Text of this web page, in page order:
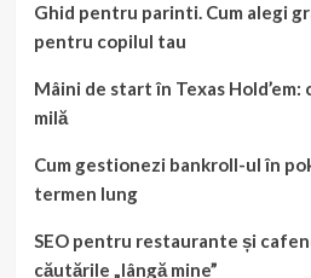
Ghid pentru parinti. Cum alegi
pentru copilul tau
Mâini de start în Texas
milă
Cum gestionezi bankroll-ul în
termen lung
SEO pentru restaurante și
căutările „lângă mine”